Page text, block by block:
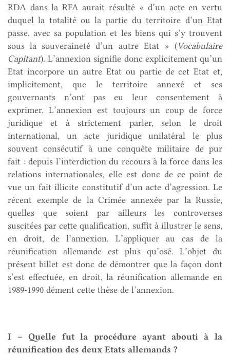
RDA dans la RFA aurait résulté « d’un acte en vertu
duquel la totalité ou la partie du territoire d’un Etat
passe, avec sa population et les biens qui s’y trouvent
sous la souveraineté d’un autre Etat » (Vocabulaire
Capitant). L’annexion signifie donc explicitement qu’un
Etat incorpore un autre Etat ou partie de cet Etat et,
implicitement, que le territoire annexé et ses
gouvernants n’ont pas eu leur consentement à
exprimer. L’annexion est toujours un coup de force
juridique et à strictement parler, selon le droit
international, un acte juridique unilatéral le plus
souvent consécutif à une conquête militaire de pur
fait : depuis l’interdiction du recours à la force dans les
relations internationales, elle est donc de ce point de
vue un fait illicite constitutif d’un acte d’agression. Le
récent exemple de la Crimée annexée par la Russie,
quelles que soient par ailleurs les controverses
suscitées par cette qualification, suffit à illustrer le sens,
en droit, de l’annexion. L’appliquer au cas de la
réunification allemande est plus qu’osé. L’objet du
présent billet est donc de démontrer que la façon dont
s’est effectuée, en droit, la réunification allemande en
1989-1990 dément cette thèse de l’annexion.
I – Quelle fut la procédure ayant abouti à la
réunification des deux Etats allemands ?